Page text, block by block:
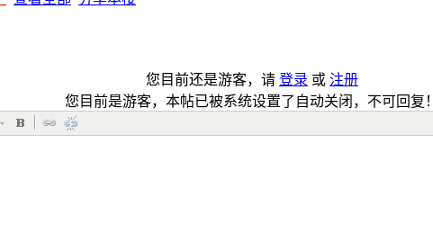
您目前还是游客，请 登录 或 注册
您目前是游客，本帖已被系统设置了自动关闭，不可回复！